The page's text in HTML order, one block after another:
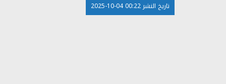
تاريخ النشر 00:22 04-10-2025